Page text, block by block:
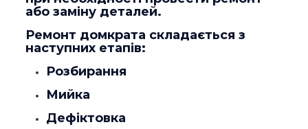
або заміну деталей.
Ремонт домкрата складається з
наступних етапів:
Розбирання
Мийка
Дефіктовка